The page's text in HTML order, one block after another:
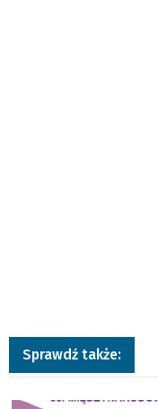
Sprawdź także:
a